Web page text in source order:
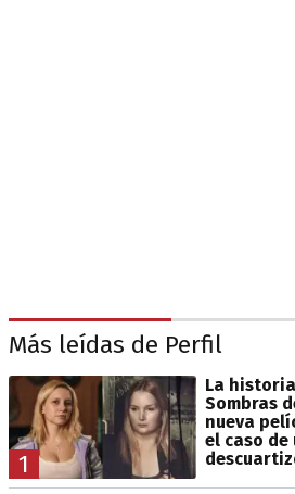
Más leídas de Perfil
1
La
Sombras
nueva
el caso de